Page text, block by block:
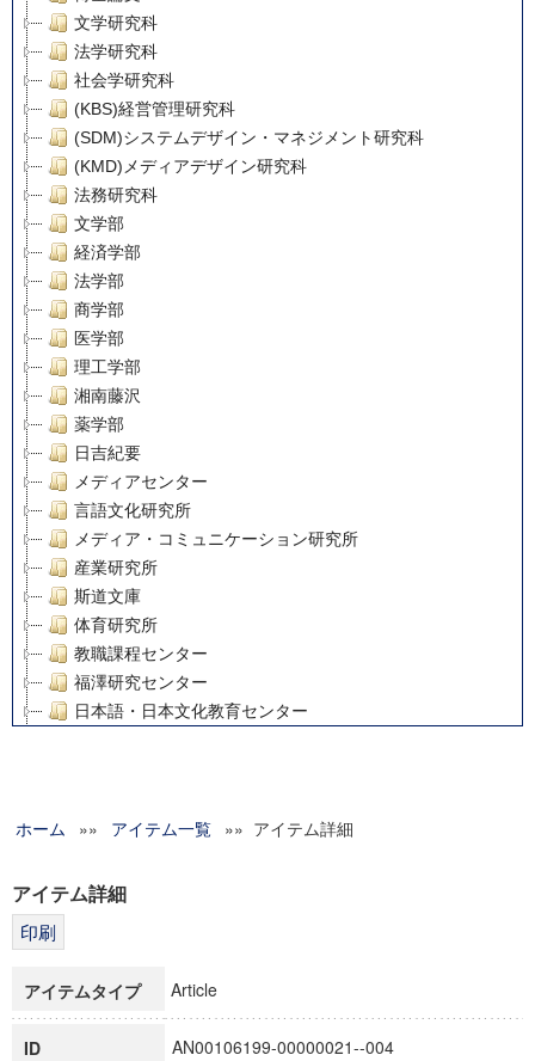
文学研究科
法学研究科
社会学研究科
(KBS)経営管理研究科
(SDM)システムデザイン・マネジメント研究科
(KMD)メディアデザイン研究科
法務研究科
文学部
経済学部
法学部
商学部
医学部
理工学部
湘南藤沢
薬学部
日吉紀要
メディアセンター
言語文化研究所
メディア・コミュニケーション研究所
産業研究所
斯道文庫
体育研究所
教職課程センター
福澤研究センター
日本語・日本文化教育センター
グローバルリサーチインスティテュート
科学研究費補助金研究成果報告書
博士課程教育リーディングプログラム「超成熟社会発展のサ
ホーム »» アイテム一覧 »» アイテム詳細
アイテム詳細
アイテムタイプ Article
ID AN00106199-00000021--004